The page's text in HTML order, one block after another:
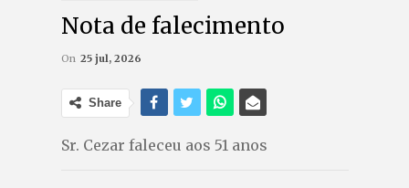
Nota de falecimento
On 25 jul, 2026
Share
Sr. Cezar faleceu aos 51 anos